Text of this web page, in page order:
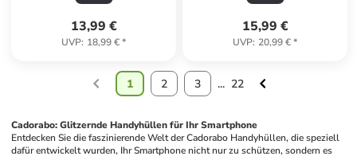
13,99 €
UVP: 18,99 €*
15,99 €
UVP: 20,99 €*
1 2 3 ... 22
Cadorabo: Glitzernde Handyhüllen für Ihr Smartphone
Entdecken Sie die faszinierende Welt der Cadorabo Handyhüllen, die speziell
dafür entwickelt wurden, Ihr Smartphone nicht nur zu schützen, sondern es